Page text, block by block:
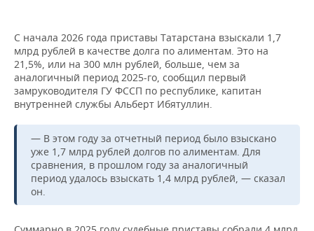
ОТКРЫТАЯ ЛЕКЦИЯ
БАСКЕТБОЛ
ВОЛЕЙБОЛ
КИБЕРСПОРТ
ФИГУРНОЕ КАТАНИЕ
ВОДНЫЕ ВИДЫ СПОРТА
ХОККЕЙ С МЯЧОМ
ИНФРАСТРУКТУРА
ИСТОРИЯ
КУЛЬТУРА
МЕДИЦИНА
ОБРАЗОВАНИЕ
ПРОИСШЕСТВИЯ
СПРАВОЧНИК
СПИСОК ПЕРСОН
СПИСОК КОМПАНИЙ
ПОЛНАЯ ВЕРСИЯ
С начала 2026 года приставы Татарстана взыскали 1,7
млрд рублей в качестве долга по алиментам. Это на
21,5%, или на 300 млн рублей, больше, чем за
аналогичный период 2025-го, сообщил первый
замруководителя ГУ ФССП по республике, капитан
внутренней службы Альберт Ибятуллин.
— В этом году за отчетный период было взыскано
уже 1,7 млрд рублей долгов по алиментам. Для
сравнения, в прошлом году за аналогичный
период удалось взыскать 1,4 млрд рублей, — сказал
он.